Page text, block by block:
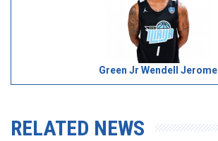
Green Jr Wendell Jerome
RELATED NEWS